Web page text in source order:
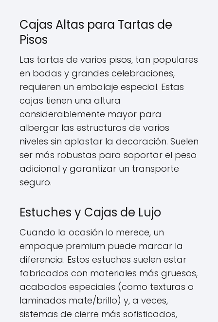
Cajas Altas para Tartas de
Pisos
Las tartas de varios pisos, tan populares
en bodas y grandes celebraciones,
requieren un embalaje especial. Estas
cajas tienen una altura
considerablemente mayor para
albergar las estructuras de varios
niveles sin aplastar la decoración. Suelen
ser más robustas para soportar el peso
adicional y garantizar un transporte
seguro.
Estuches y Cajas de Lujo
Cuando la ocasión lo merece, un
empaque premium puede marcar la
diferencia. Estos estuches suelen estar
fabricados con materiales más gruesos,
acabados especiales (como texturas o
laminados mate/brillo) y, a veces,
sistemas de cierre más sofisticados,